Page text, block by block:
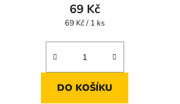
69 Kč
Měrná
69 Kč / 1 ks
DO KOŠÍKU